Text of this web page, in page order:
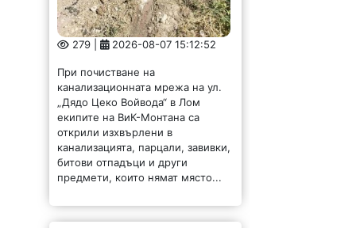
279 | 2026-08-07 15:12:52
При почистване на
канализационната мрежа на ул.
„Дядо Цеко Войвода“ в Лом
екипите на ВиК-Монтана са
открили изхвърлени в
канализацията, парцали, завивки,
битови отпадъци и други
предмети, които нямат място...